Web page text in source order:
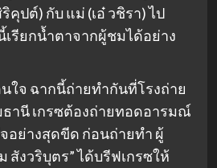
คุปต์) กับ แม่ (เอ๋ วชิรา) ไป
รียกน้ำตาจากผู้ชมได้อย่าง
ใจ ฉากนี้ถ่ายทำกันที่โรงถ่าย
านี เกรซต้องถ่ายทอดอารมณ์
อย่างสุดขีด ก่อนถ่ายทำ ผู้
สังวริบุตร” ได้บรีฟเกรซให้